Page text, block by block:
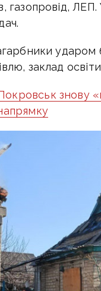
газопровід,
заклад
знову